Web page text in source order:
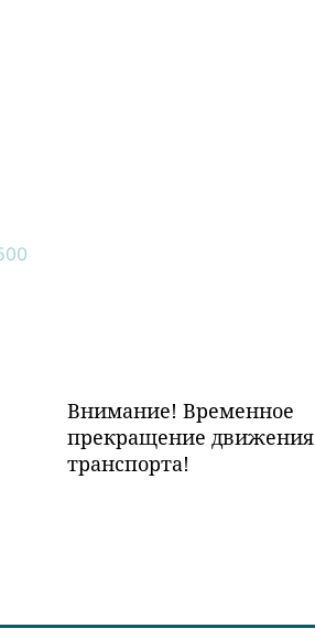
Внимание! Временное
прекращение движения
транспорта!